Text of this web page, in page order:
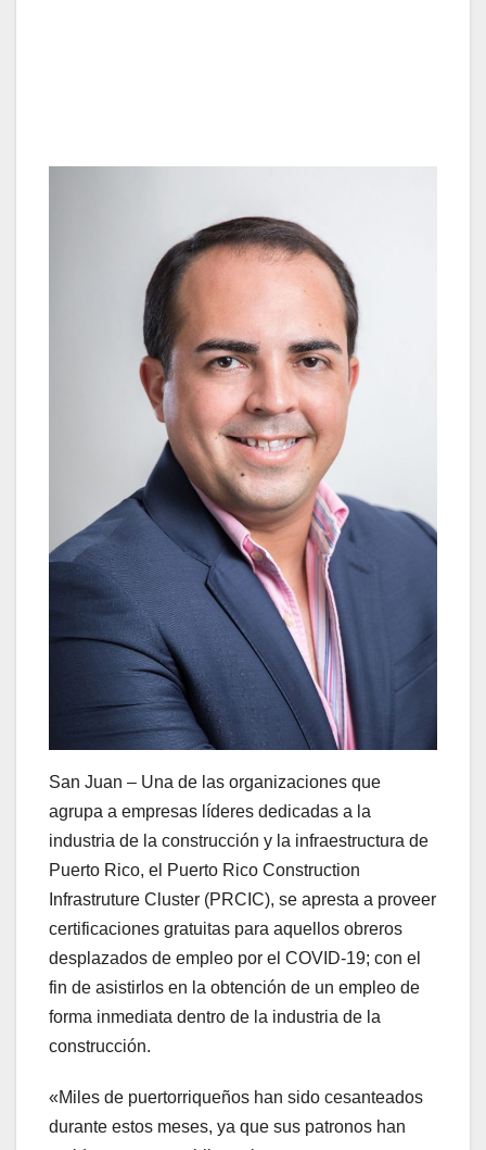
San Juan – Una de las organizaciones que
agrupa a empresas líderes dedicadas a la
industria de la construcción y la infraestructura de
Puerto Rico, el Puerto Rico Construction
Infrastruture Cluster (PRCIC), se apresta a proveer
certificaciones gratuitas para aquellos obreros
desplazados de empleo por el COVID-19; con el
fin de asistirlos en la obtención de un empleo de
forma inmediata dentro de la industria de la
construcción.
«Miles de puertorriqueños han sido cesanteados
durante estos meses, ya que sus patronos han